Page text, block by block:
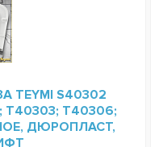
TEYMI S40302
T40306;
ДЮРОПЛАСТ,